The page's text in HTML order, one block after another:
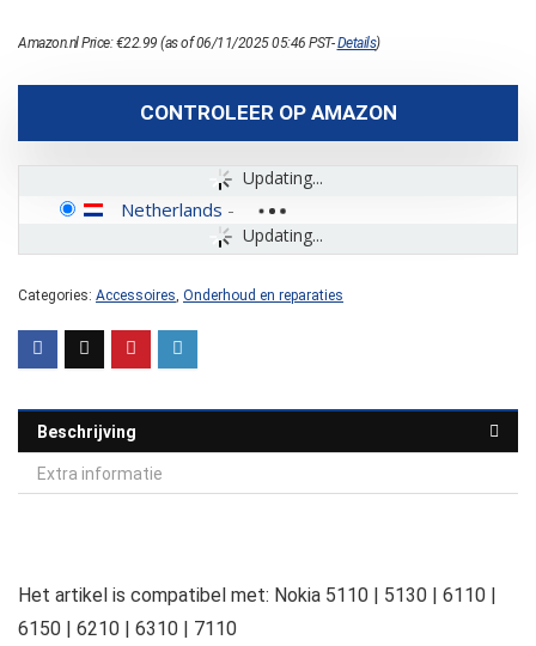
Amazon.nl Price:€22.99 (as of 06/11/2025 05:46 PST-Details)
CONTROLEER OP AMAZON
Updating...
Updating...
Netherlands -
Categories: Accessoires Onderhoud en reparaties
Beschrijving
Extra informatie
Het artikel is compatibel met: Nokia 5110 | 5130 | 6110 |
6150 | 6210 | 6310 | 7110